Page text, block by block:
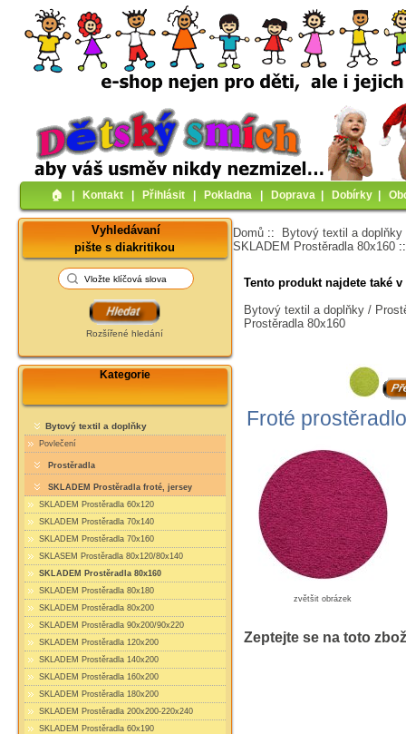
🏠︎ Kontakt Přihlásit Pokladna Doprava Dobírky
Vyhledávaní
pište s diakritikou
Rozšířené hledání
Kategorie
Bytový textil a doplňky
Povlečení
Prostěradla
SKLADEM Prostěradla froté, jersey
SKLADEM Prostěradla 60x120
SKLADEM Prostěradla 70x140
SKLADEM Prostěradla 70x160
SKLASEM Prostěradla 80x120/80x140
SKLADEM Prostěradla 80x160
SKLADEM Prostěradla 80x180
SKLADEM Prostěradla 80x200
SKLADEM Prostěradla 90x200/90x220
SKLADEM Prostěradla 120x200
SKLADEM Prostěradla 140x200
SKLADEM Prostěradla 160x200
SKLADEM Prostěradla 180x200
SKLADEM Prostěradla 200x200-220x240
SKLADEM Prostěradla 60x190
Domů :: Bytový textil a doplňky
SKLADEM Prostěradla 80x160
Tento produkt najdete také
Bytový textil a doplňky /
Prostěradla 80x160
Froté
zvětšit obrázek
Zeptejte se na toto